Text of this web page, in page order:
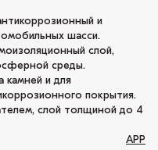
и
шасси.
слой,
среды.
камней и для
покрытия.
слой толщиной до 4
APP